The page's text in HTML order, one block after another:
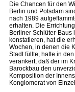
Die Chancen für den
Berlin und Potsdam
nach 1989
erhalten. Die
Berliner Schlüter-Baus
konstatieren, hat die
Wochen, in denen die
Stadt füllte, hatte in
verankert, daß der im
Barockbau den
Komposition der
Konglomerat von